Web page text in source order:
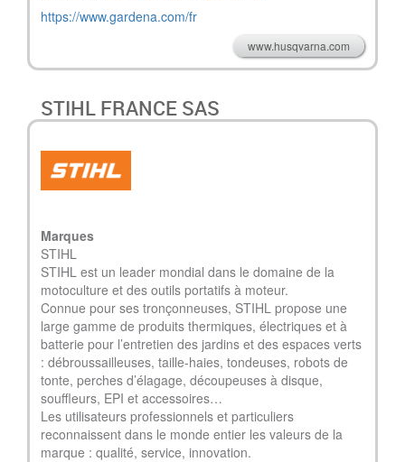
https://www.gardena.com/fr
www.husqvarna.com
STIHL FRANCE SAS
Marques
STIHL
STIHL est un leader mondial dans le domaine de la
motoculture et des outils portatifs à moteur.
Connue pour ses tronçonneuses, STIHL propose une
large gamme de produits thermiques, électriques et à
batterie pour l’entretien des jardins et des espaces verts
: débroussailleuses, taille-haies, tondeuses, robots de
tonte, perches d’élagage, découpeuses à disque,
souffleurs, EPI et accessoires…
Les utilisateurs professionnels et particuliers
reconnaissent dans le monde entier les valeurs de la
marque : qualité, service, innovation.